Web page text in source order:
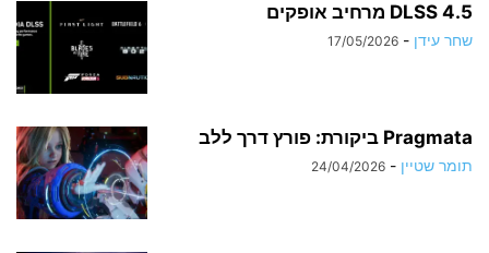
DLSS 4.5 מרחיב אופקים
שחר עידן -
17/05/2026
Pragmata ביקורת: פורץ דרך ללב
תומר שטיין -
24/04/2026